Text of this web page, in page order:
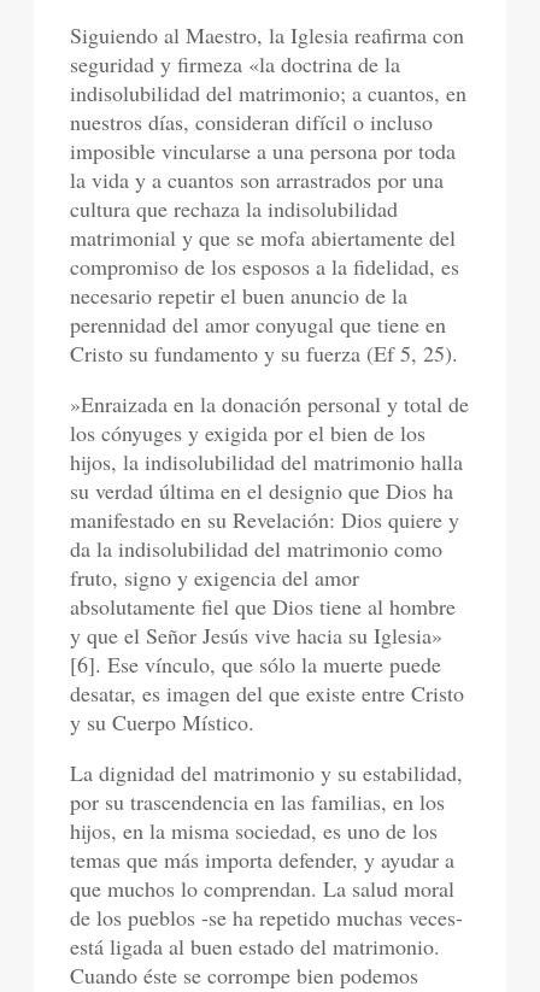
Siguiendo al Maestro, la Iglesia reafirma con
seguridad y firmeza «la doctrina de la
indisolubilidad del matrimonio; a cuantos, en
nuestros días, consideran difícil o incluso
imposible vincularse a una persona por toda
la vida y a cuantos son arrastrados por una
cultura que rechaza la indisolubilidad
matrimonial y que se mofa abiertamente del
compromiso de los esposos a la fidelidad, es
necesario repetir el buen anuncio de la
perennidad del amor conyugal que tiene en
Cristo su fundamento y su fuerza (Ef 5, 25).
»Enraizada en la donación personal y total de
los cónyuges y exigida por el bien de los
hijos, la indisolubilidad del matrimonio halla
su verdad última en el designio que Dios ha
manifestado en su Revelación: Dios quiere y
da la indisolubilidad del matrimonio como
fruto, signo y exigencia del amor
absolutamente fiel que Dios tiene al hombre
y que el Señor Jesús vive hacia su Iglesia»
[6]. Ese vínculo, que sólo la muerte puede
desatar, es imagen del que existe entre Cristo
y su Cuerpo Místico.
La dignidad del matrimonio y su estabilidad,
por su trascendencia en las familias, en los
hijos, en la misma sociedad, es uno de los
temas que más importa defender, y ayudar a
que muchos lo comprendan. La salud moral
de los pueblos -se ha repetido muchas veces-
está ligada al buen estado del matrimonio.
Cuando éste se corrompe bien podemos